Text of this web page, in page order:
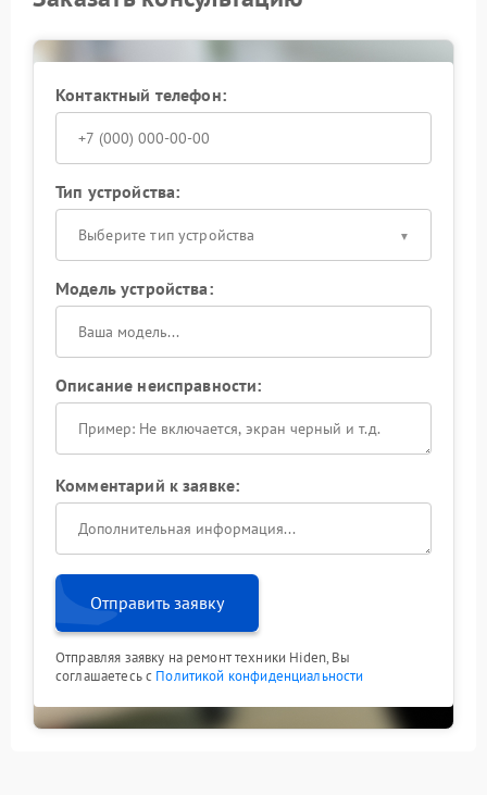
Hiden применяет стендовые испытания для
подтверждения стабильности температур в разных
режимах нагрузки.
Запишитесь на диагностику, чтобы оперативно
восстановить штатный тепловой режим ИБП.
Контактный телефон:
Тип устройства:
Выберите тип устройства
Модель устройства:
Описание неисправности:
Комментарий к заявке:
Отправить заявку
Отправляя заявку на ремонт техники Hiden, Вы
соглашаетесь с Политикой конфиденциальности